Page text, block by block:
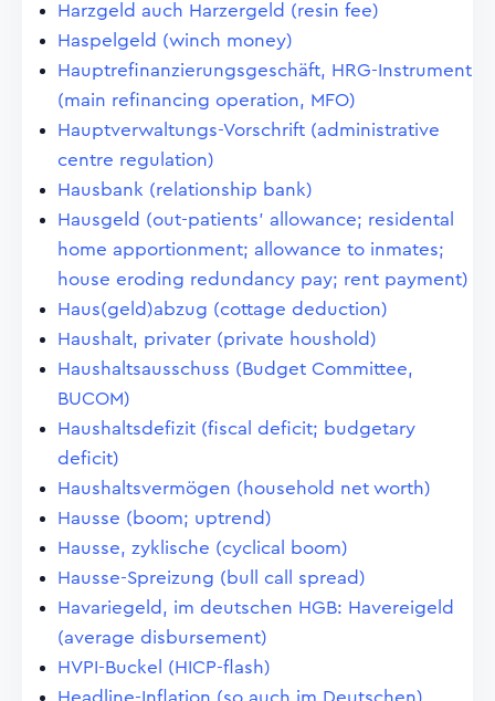
Harzgeld auch Harzergeld (resin fee)
Haspelgeld (winch money)
Hauptrefinanzierungsgeschäft, HRG-Instrument
(main refinancing operation, MFO)
Hauptverwaltungs-Vorschrift (administrative
centre regulation)
Hausbank (relationship bank)
Hausgeld (out-patients' allowance; residental
home apportionment; allowance to inmates;
house eroding redundancy pay; rent payment)
Haus(geld)abzug (cottage deduction)
Haushalt, privater (private houshold)
Haushaltsausschuss (Budget Committee,
BUCOM)
Haushaltsdefizit (fiscal deficit; budgetary
deficit)
Haushaltsvermögen (household net worth)
Hausse (boom; uptrend)
Hausse, zyklische (cyclical boom)
Hausse-Spreizung (bull call spread)
Havariegeld, im deutschen HGB: Havereigeld
(average disbursement)
HVPI-Buckel (HICP-flash)
Headline-Inflation (so auch im Deutschen)